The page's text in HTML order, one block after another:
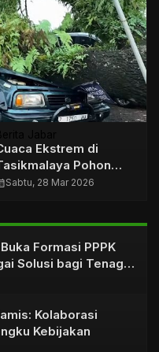
Ekstrem di
Pohon
di Sejumlah
Sabtu, 28 Mar 2026
Formasi PPPK
Solusi bagi Tenaga
Kolaborasi
Kebijakan